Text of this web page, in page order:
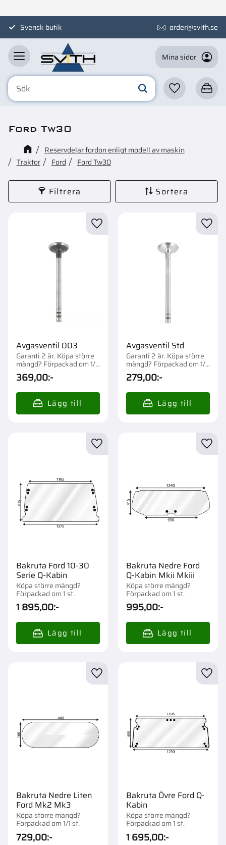
MenySvensk butik order@svith.se
Mina sidor
Favoriter
Ford Tw30
Reservdelar fordon enligt modell av maskin
Traktor
Ford Ford Tw30
Filtrera Sortera
Avgasventil 003
Garanti 2 år. Köpa större
mängd? Förpackad om 1/4
st.
369,00:-
Lägg till i favoriter
Avgasventil Std
Garanti 2 år. Köpa större
mängd? Förpackad om 1/4
st.
279,00:-
Bakruta Ford 10-30
Serie Q-Kabin
Köpa större mängd?
Förpackad om 1 st.
1 895,00:-
Lägg till i favoriter
Bakruta Nedre Ford
Q-Kabin Mkii Mkiii
Köpa större mängd?
Förpackad om 1 st.
995,00:-
Bakruta Nedre Liten
Ford Mk2 Mk3
Köpa större mängd?
Förpackad om 1/1 st.
729,00:-
Lägg till i favoriter
Bakruta Övre Ford Q-
Kabin
Köpa större mängd?
Förpackad om 1 st.
1 695,00:-